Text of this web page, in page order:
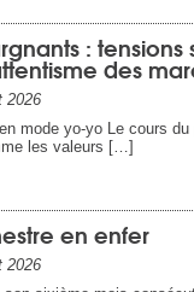
: tensions
des
2026
mode yo-yo Le cours
les valeurs […]
en enfer
2026